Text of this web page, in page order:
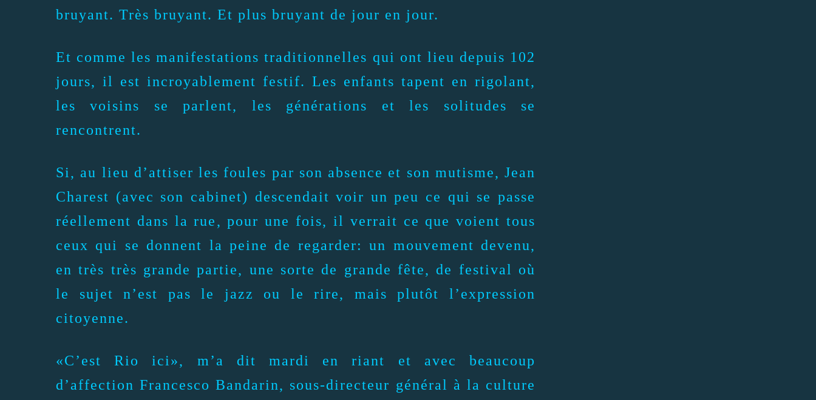
bruyant. Très bruyant. Et plus bruyant de jour en jour.
Et comme les manifestations traditionnelles qui ont lieu depuis 102
jours, il est incroyablement festif. Les enfants tapent en rigolant,
les voisins se parlent, les générations et les solitudes se
rencontrent.
Si, au lieu d’attiser les foules par son absence et son mutisme, Jean
Charest (avec son cabinet) descendait voir un peu ce qui se passe
réellement dans la rue, pour une fois, il verrait ce que voient tous
ceux qui se donnent la peine de regarder: un mouvement devenu,
en très très grande partie, une sorte de grande fête, de festival où
le sujet n’est pas le jazz ou le rire, mais plutôt l’expression
citoyenne.
«C’est Rio ici», m’a dit mardi en riant et avec beaucoup
d’affection Francesco Bandarin, sous-directeur général à la culture